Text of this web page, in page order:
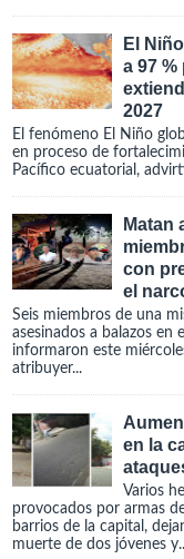
El
a 97
2027
El fenómeno El Niño
en proceso de
Pacífico ecuatorial,
Matan
con
el
Seis miembros de una
asesinados a balazos en
informaron este
atribuyer...
en la
Varios
provocados por armas
barrios de la capital,
muerte de dos jóvenes